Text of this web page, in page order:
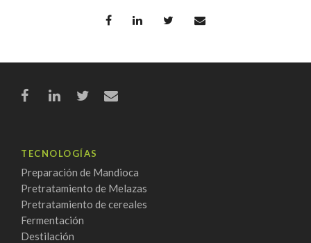
TECNOLOGÍAS
Preparación de Mandioca
Pretratamiento de Melazas
Pretratamiento de cereales
Fermentación
Destilación